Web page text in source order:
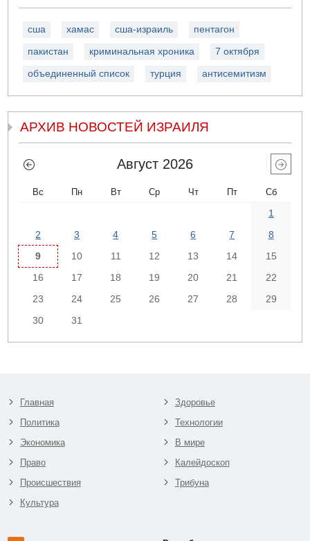
сша хамас сша-израиль пентагон
пакистан криминальная хроника 7 октября
объединенный список турция антисемитизм
АРХИВ НОВОСТЕЙ ИЗРАИЛЯ
Август 2026
Вс Пн Вт Ср Чт Пт Сб
1
2
3 4 5 6 7
8
9
10 11 12 13 14
15
16
17 18 19 20 21
22
23
24 25 26 27 28
29
30
31
Главная
Политика
Экономика
Право
Происшествия
Культура
Здоровье
Технологии
В мире
Калейдоскоп
Трибуна